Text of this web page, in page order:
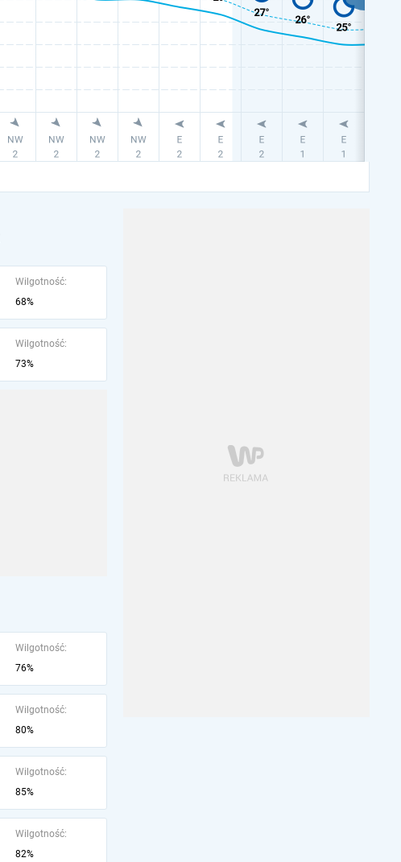
Wilgotność:
68%
Wilgotność:
73%
Wilgotność:
76%
Wilgotność:
80%
Wilgotność:
85%
Wilgotność:
82%